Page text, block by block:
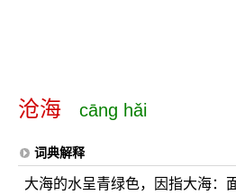
沧海 cāng hǎi
词典解释
大海的水呈青绿色，因指大海：